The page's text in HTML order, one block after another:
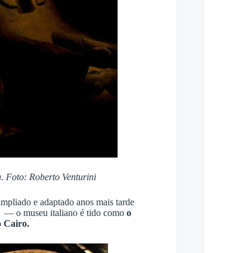
Foto: Roberto Venturini
e adaptado anos mais tarde
— o museu italiano é tido como o
Cairo.